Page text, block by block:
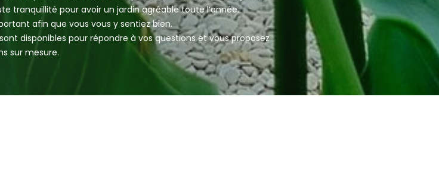
tranquillité pour avoir un jardin agréable toute l’année.
afin que vous vous y sentiez bien.
disponibles pour répondre à vos questions et vous proposez
sur mesure.